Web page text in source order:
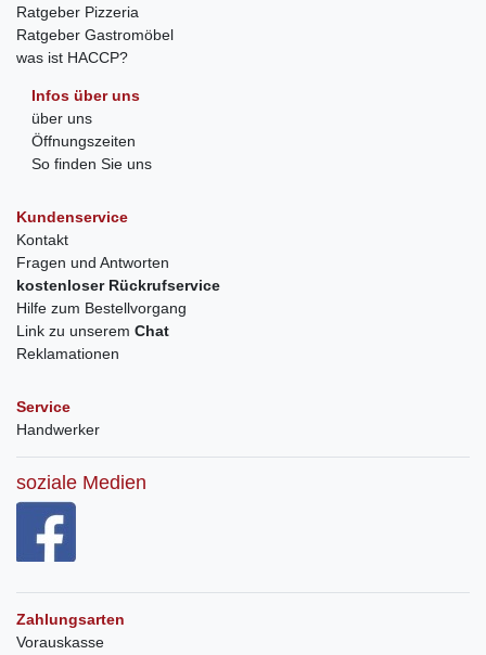
Ratgeber Pizzeria
Ratgeber Gastromöbel
was ist HACCP?
Infos über uns
über uns
Öffnungszeiten
So finden Sie uns
Kundenservice
Kontakt
Fragen und Antworten
kostenloser Rückrufservice
Hilfe zum Bestellvorgang
Link zu unserem Chat
Reklamationen
Service
Handwerker
soziale Medien
Zahlungsarten
Vorauskasse